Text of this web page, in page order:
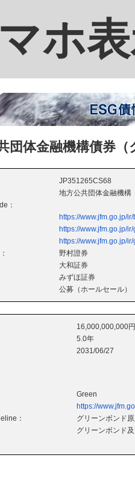
ホ
団体金融機構債券
JP351265CS68
地方公共団体金融機構
：
https://www.jfm.go.jp/
https://www.jfm.go.jp/
https://www.jfm.go.jp/
野村證券
大和証券
みずほ証券
公募（ホールセール）
16,000,000,000円
5.0年
2031/06/27
Green
https://
：
グリーンボンド
グリーンボンド